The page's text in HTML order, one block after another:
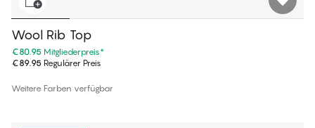
Wool Rib Top
€80.95 Mitgliederpreis*
€89.95 Regulärer Preis
Weitere Farben verfügbar